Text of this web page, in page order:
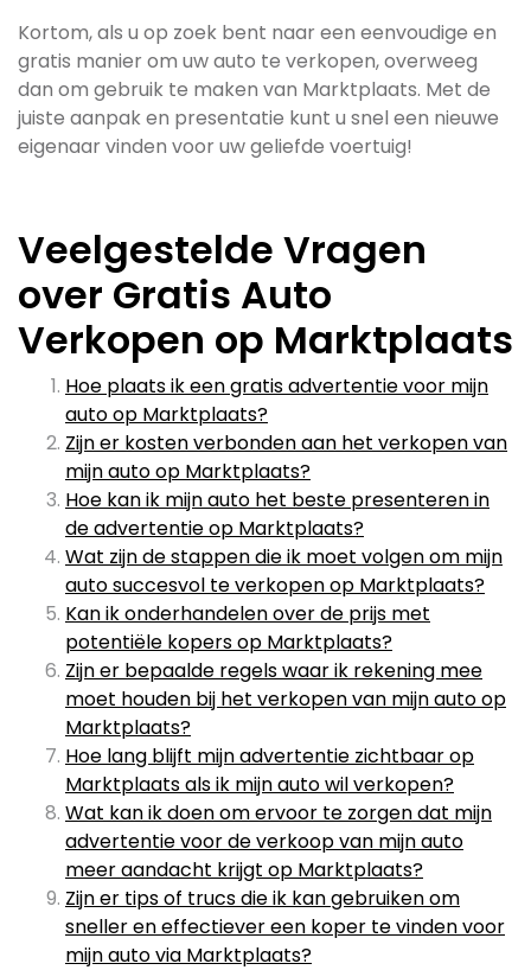
Kortom, als u op zoek bent naar een eenvoudige en
gratis manier om uw auto te verkopen, overweeg
dan om gebruik te maken van Marktplaats. Met de
juiste aanpak en presentatie kunt u snel een nieuwe
eigenaar vinden voor uw geliefde voertuig!
Veelgestelde Vragen
over Gratis Auto
Verkopen op Marktplaats
Hoe plaats ik een gratis advertentie voor mijn
auto op Marktplaats?
Zijn er kosten verbonden aan het verkopen van
mijn auto op Marktplaats?
Hoe kan ik mijn auto het beste presenteren in
de advertentie op Marktplaats?
Wat zijn de stappen die ik moet volgen om mijn
auto succesvol te verkopen op Marktplaats?
Kan ik onderhandelen over de prijs met
potentiële kopers op Marktplaats?
Zijn er bepaalde regels waar ik rekening mee
moet houden bij het verkopen van mijn auto op
Marktplaats?
Hoe lang blijft mijn advertentie zichtbaar op
Marktplaats als ik mijn auto wil verkopen?
Wat kan ik doen om ervoor te zorgen dat mijn
advertentie voor de verkoop van mijn auto
meer aandacht krijgt op Marktplaats?
Zijn er tips of trucs die ik kan gebruiken om
sneller en effectiever een koper te vinden voor
mijn auto via Marktplaats?